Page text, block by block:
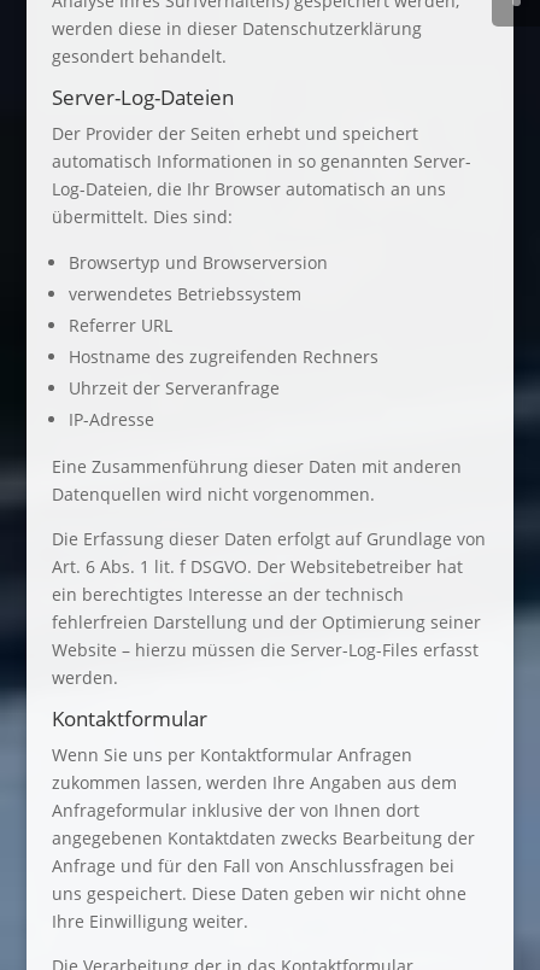
werden diese in dieser Datenschutzerklärung
gesondert behandelt.
Server-Log-Dateien
Der Provider der Seiten erhebt und speichert
automatisch Informationen in so genannten Server-
Log-Dateien, die Ihr Browser automatisch an uns
übermittelt. Dies sind:
Browsertyp und Browserversion
verwendetes Betriebssystem
Referrer URL
Hostname des zugreifenden Rechners
Uhrzeit der Serveranfrage
IP-Adresse
Eine Zusammenführung dieser Daten mit anderen
Datenquellen wird nicht vorgenommen.
Die Erfassung dieser Daten erfolgt auf Grundlage von
Art. 6 Abs. 1 lit. f DSGVO. Der Websitebetreiber hat
ein berechtigtes Interesse an der technisch
fehlerfreien Darstellung und der Optimierung seiner
Website – hierzu müssen die Server-Log-Files erfasst
werden.
Kontaktformular
Wenn Sie uns per Kontaktformular Anfragen
zukommen lassen, werden Ihre Angaben aus dem
Anfrageformular inklusive der von Ihnen dort
angegebenen Kontaktdaten zwecks Bearbeitung der
Anfrage und für den Fall von Anschlussfragen bei
uns gespeichert. Diese Daten geben wir nicht ohne
Ihre Einwilligung weiter.